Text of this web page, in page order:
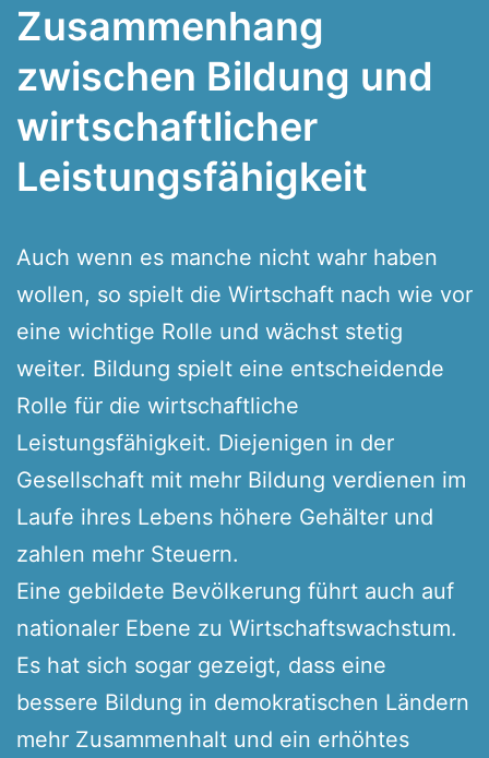
Zusammenhang
zwischen Bildung und
wirtschaftlicher
Leistungsfähigkeit
Auch wenn es manche nicht wahr haben
wollen, so spielt die Wirtschaft nach wie vor
eine wichtige Rolle und wächst stetig
weiter. Bildung spielt eine entscheidende
Rolle für die wirtschaftliche
Leistungsfähigkeit. Diejenigen in der
Gesellschaft mit mehr Bildung verdienen im
Laufe ihres Lebens höhere Gehälter und
zahlen mehr Steuern.
Eine gebildete Bevölkerung führt auch auf
nationaler Ebene zu Wirtschaftswachstum.
Es hat sich sogar gezeigt, dass eine
bessere Bildung in demokratischen Ländern
mehr Zusammenhalt und ein erhöhtes